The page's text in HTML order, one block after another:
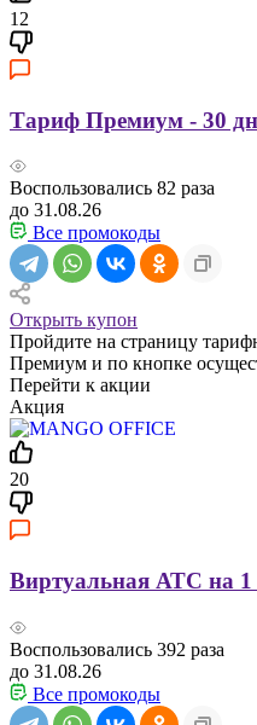
12
Тариф Премиум - 30
Воспользовались 82 раза
до 31.08.26
Все промокоды
Открыть купон
Пройдите на страницу
Премиум и по кнопке
Перейти к акции
Акция
20
Виртуальная АТС на 1
Воспользовались 392 раза
до 31.08.26
Все промокоды